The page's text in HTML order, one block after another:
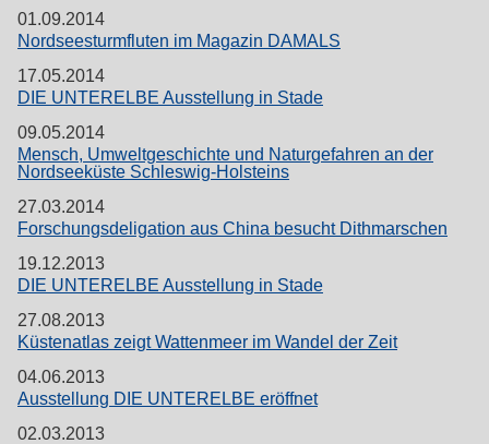
01.09.2014
Nordseesturmfluten im Magazin DAMALS
17.05.2014
DIE UNTERELBE Ausstellung in Stade
09.05.2014
Mensch, Umweltgeschichte und Naturgefahren an der
Nordseeküste Schleswig-Holsteins
27.03.2014
Forschungsdeligation aus China besucht Dithmarschen
19.12.2013
DIE UNTERELBE Ausstellung in Stade
27.08.2013
Küstenatlas zeigt Wattenmeer im Wandel der Zeit
04.06.2013
Ausstellung DIE UNTERELBE eröffnet
02.03.2013